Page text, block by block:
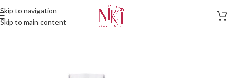
Skip to navigation
Skip to main content